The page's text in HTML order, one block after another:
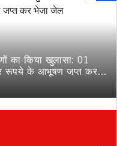
का किया खुलासा: 01
रूपये के आभूषण जप्त कर